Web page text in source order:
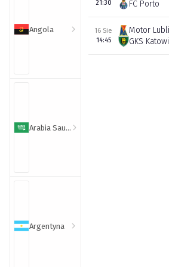
Angola
Arabia Saudyjska
Argentyna
21:30
FC Porto
16 Sie
14:45
Motor
GKS